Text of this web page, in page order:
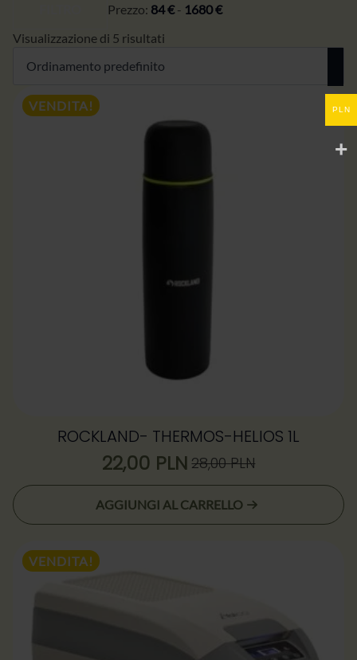
Prezzo: 84 €- 1680 €
Visualizzazione di 5 risultati
VENDITA!
ROCKLAND- THERMOS-HELIOS 1L
28,00PLN
Il
prezzo
originale
22,00 PLN
Il
prezzo
attuale
AGGIUNGI AL CARRELLO
VENDITA!
PLN